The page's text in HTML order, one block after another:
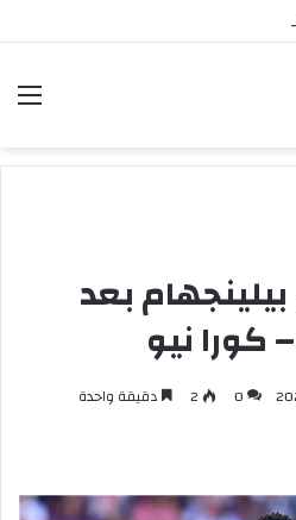
السعودية بأمان
بعد
كورا نيو
0
2 دقيقة واحدة